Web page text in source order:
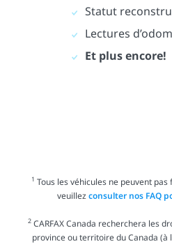
Statut
Lectures
Et plus encore!
1 Tous les véhicules ne peuvent
veuillezconsulter nos FAQ
2CARFAX Canada recherchera les
province ou territoire du Canada (à